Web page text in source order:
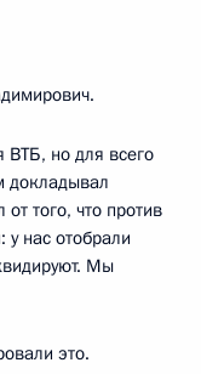
ВТБ, но для всего
докладывал
того, что против
нас отобрали
Мы
это.